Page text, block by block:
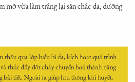
mỡ vừa làm trắng lại săn chắc da, dưỡng
thấu qua lớp biểu bì da, kích hoạt quá trình
thúc đẩy đốt cháy chuyển hoá thành năng
bài tiết. Ngoài ra giúp lưu thông khí huyết,